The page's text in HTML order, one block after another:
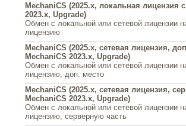
MechaniCS (2025.x, локальная лицензия
2023.x, Upgrade)
Обмен с локальной или сетевой лицензии
лицензию
MechaniCS (2025.x, сетевая лицензия,
MechaniCS 2023.x, Upgrade)
Обмен с локальной или сетевой лицензии
лицензию, доп. место
MechaniCS (2025.x, сетевая лицензия,
MechaniCS 2023.x, Upgrade)
Обмен с локальной или сетевой лицензии
лицензию, серверную часть